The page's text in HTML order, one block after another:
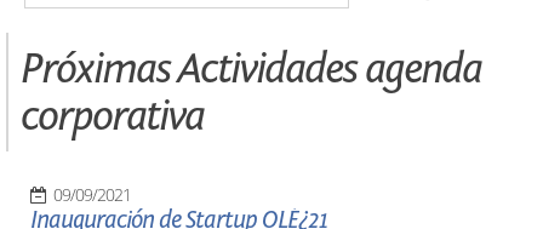
Próximas Actividades agenda
corporativa
09/09/2021
Inauguración de Startup OLÉ¿21